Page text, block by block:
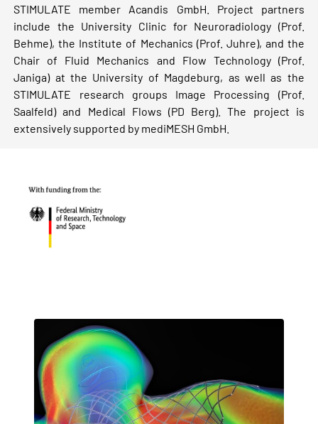
STIMULATE member Acandis GmbH. Project partners
include the University Clinic for Neuroradiology (Prof.
Behme), the Institute of Mechanics (Prof. Juhre), and the
Chair of Fluid Mechanics and Flow Technology (Prof.
Janiga) at the University of Magdeburg, as well as the
STIMULATE research groups Image Processing (Prof.
Saalfeld) and Medical Flows (PD Berg). The project is
extensively supported by mediMESH GmbH.